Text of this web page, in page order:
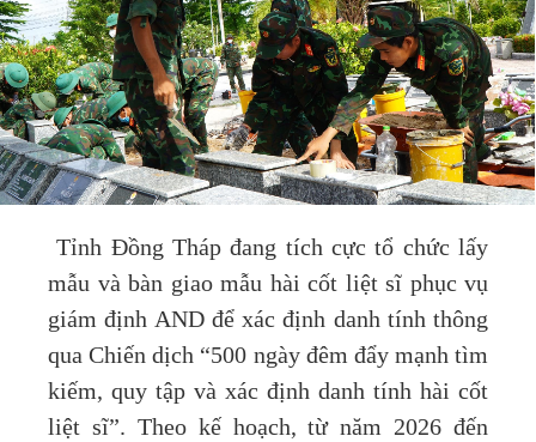
Tỉnh Đồng Tháp đang tích cực tổ chức lấy
mẫu và bàn giao mẫu hài cốt liệt sĩ phục vụ
giám định AND để xác định danh tính thông
qua Chiến dịch “500 ngày đêm đẩy mạnh tìm
kiếm, quy tập và xác định danh tính hài cốt
liệt sĩ”. Theo kế hoạch, từ năm 2026 đến